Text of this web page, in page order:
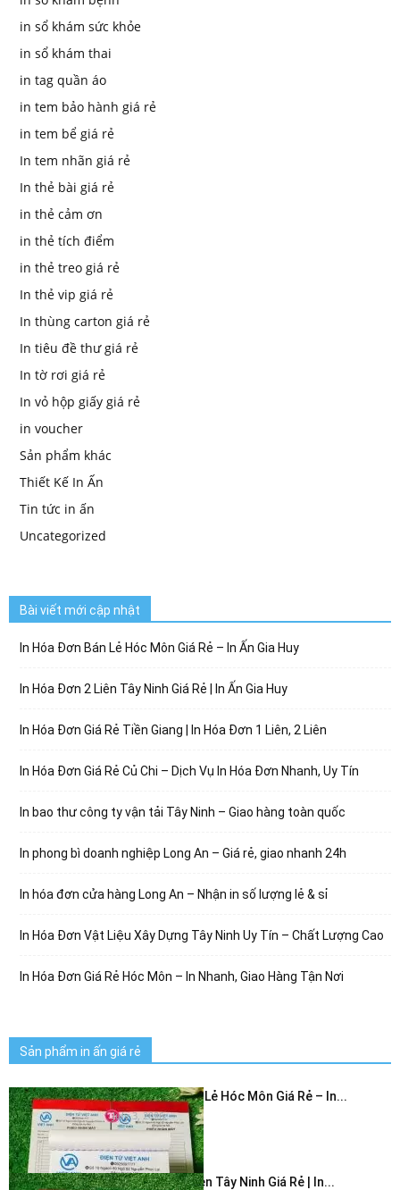
in sổ khám sức khỏe
in sổ khám thai
in tag quần áo
in tem bảo hành giá rẻ
in tem bể giá rẻ
In tem nhãn giá rẻ
In thẻ bài giá rẻ
in thẻ cảm ơn
in thẻ tích điểm
in thẻ treo giá rẻ
In thẻ vip giá rẻ
In thùng carton giá rẻ
In tiêu đề thư giá rẻ
In tờ rơi giá rẻ
In vỏ hộp giấy giá rẻ
in voucher
Sản phẩm khác
Thiết Kế In Ấn
Tin tức in ấn
Uncategorized
Bài viết mới cập nhật
In Hóa Đơn Bán Lẻ Hóc Môn Giá Rẻ – In Ấn Gia Huy
In Hóa Đơn 2 Liên Tây Ninh Giá Rẻ | In Ấn Gia Huy
In Hóa Đơn Giá Rẻ Tiền Giang | In Hóa Đơn 1 Liên, 2 Liên
In Hóa Đơn Giá Rẻ Củ Chi – Dịch Vụ In Hóa Đơn Nhanh, Uy Tín
In bao thư công ty vận tải Tây Ninh – Giao hàng toàn quốc
In phong bì doanh nghiệp Long An – Giá rẻ, giao nhanh 24h
In hóa đơn cửa hàng Long An – Nhận in số lượng lẻ & sỉ
In Hóa Đơn Vật Liệu Xây Dựng Tây Ninh Uy Tín – Chất Lượng Cao
In Hóa Đơn Giá Rẻ Hóc Môn – In Nhanh, Giao Hàng Tận Nơi
Sản phẩm in ấn giá rẻ
In Hóa Đơn Bán Lẻ Hóc Môn Giá Rẻ – In...
July 3, 2026
In Hóa Đơn 2 Liên Tây Ninh Giá Rẻ | In...